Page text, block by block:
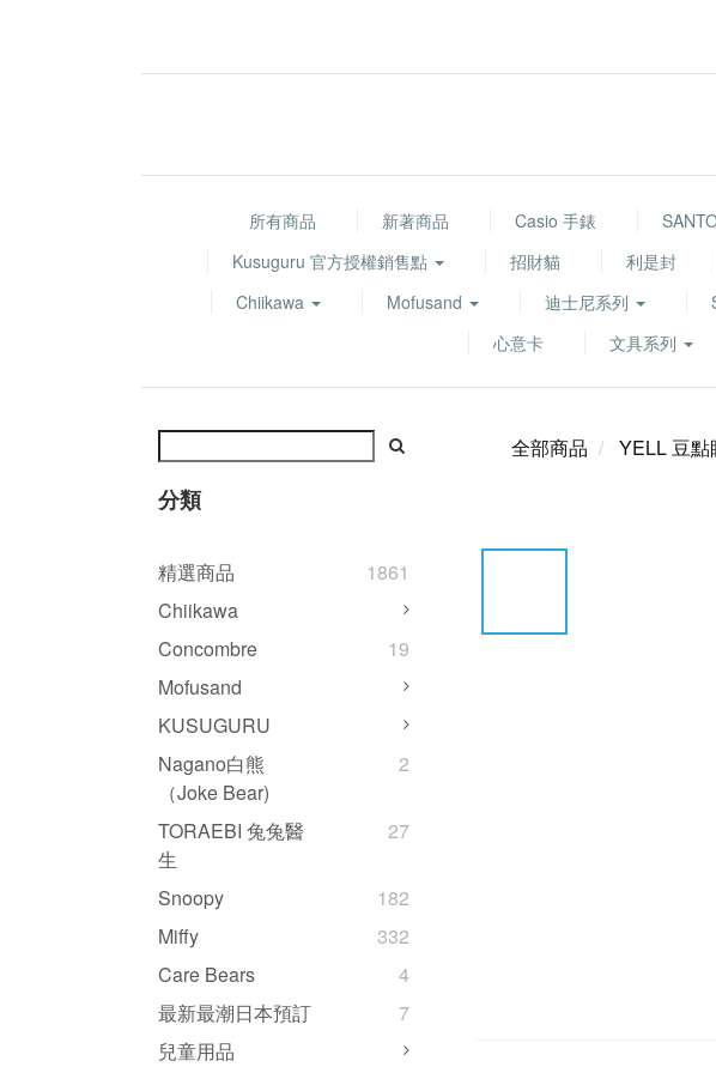
所有商品 新著商品 Casio 手錶
Kusuguru 官方授權銷售點
招財貓 利是封
Chiikawa
Mofusand 迪士尼系列
心意卡
文具系列
分類
精選商品
1861
Chiikawa
Concombre
19
Mofusand
KUSUGURU
Nagano白熊
（Joke Bear)
2
TORAEBI 兔兔醫
生
27
Snoopy
182
Miffy
332
Care Bears
4
最新最潮日本預訂
7
兒童用品
全部商品 YELL 豆